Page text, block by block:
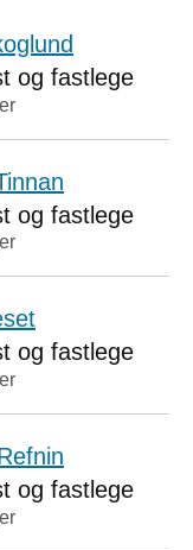
og fastlege
og fastlege
og fastlege
og fastlege